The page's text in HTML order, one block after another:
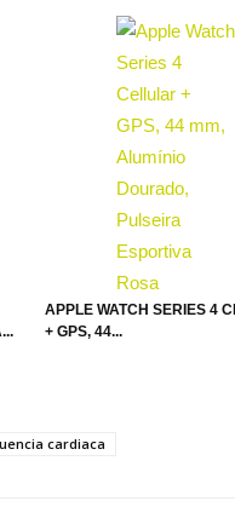
APPLE WATCH SERIES 4
+ GPS, 44...
cardiaca